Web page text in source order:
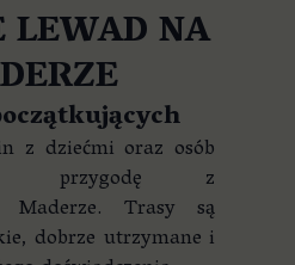
LEWAD NA
z dziećmi oraz osób
przygodę z
Trasy są
dobrze utrzymane i